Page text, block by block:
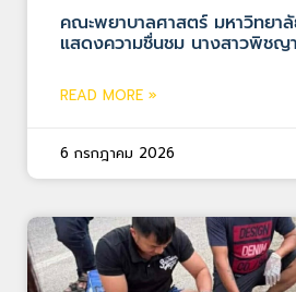
คณะพยาบาลศาสตร์ มหาวิทยา
แสดงความชื่นชม นางสาวพิช
READ MORE »
6 กรกฎาคม 2026